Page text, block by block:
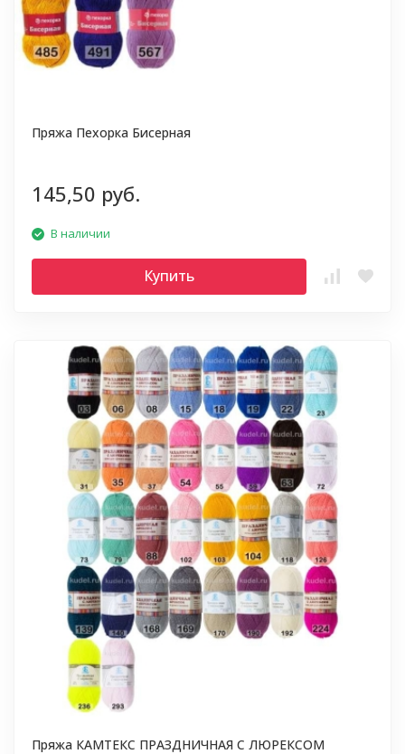
Пряжа Пехорка Бисерная
145,50 руб.
В наличии
Купить
Пряжа КАМТЕКС ПРАЗДНИЧНАЯ С ЛЮРЕКСОМ